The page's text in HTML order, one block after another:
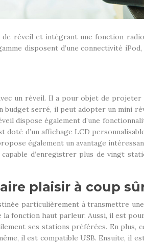
réveil et intégrant une fonction
disposent d’une connectivité
un réveil. Il a pour objet de
budget serré, il peut adopter un mini
dispose également d’une
d’un affichage LCD
également un avantage
d’enregistrer plus de vingt
plaisir à coup
particulièrement à transmettre
fonction haut parleur. Aussi, il est
ses stations préférées. En
il est compatible USB. Ensuite, il